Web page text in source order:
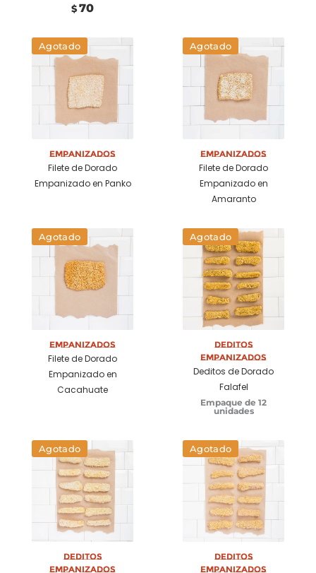
$ 70
Agotado
Empanizados
Filete de Dorado
Empanizado en Panko
Agotado
Empanizados
Filete de Dorado
Empanizado en
Amaranto
Agotado
Empanizados
Filete de Dorado
Empanizado en
Cacahuate
Agotado
Deditos
Empanizados
Deditos de Dorado
Falafel
Empaque de 12
unidades
Agotado
Deditos
Empanizados
Agotado
Deditos
Empanizados